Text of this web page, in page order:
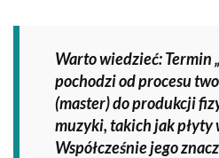
Warto wiedzieć: Termin
pochodzi od procesu
(master) do produkcji
muzyki, takich jak płyty
Współcześnie jego